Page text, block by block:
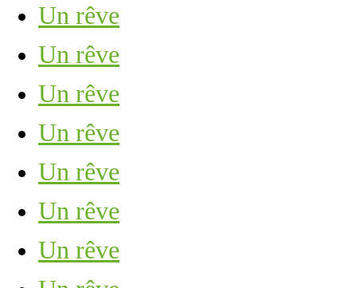
Un rêve
Un rêve
Un rêve
Un rêve
Un rêve
Un rêve
Un rêve